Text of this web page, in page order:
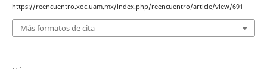
https://reencuentro.xoc.uam.mx/index.php/reencuentro/article/view/691
Más formatos de cita